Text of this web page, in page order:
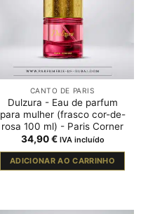
CANTO DE PARIS
Dulzura - Eau de parfum
para mulher (frasco cor-de-
rosa 100 ml) - Paris Corner
34,90€ IVA incluído
ADICIONAR AO CARRINHO